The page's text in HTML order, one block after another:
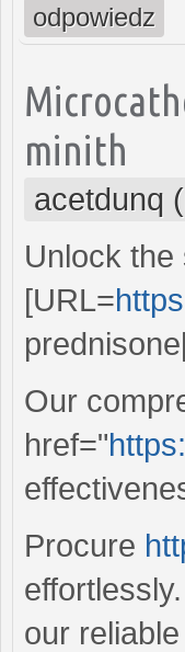
odpowiedz
minith
acetdunq
Unlock
[URL=
Our
href="
Procure
our